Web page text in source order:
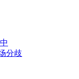
分歧